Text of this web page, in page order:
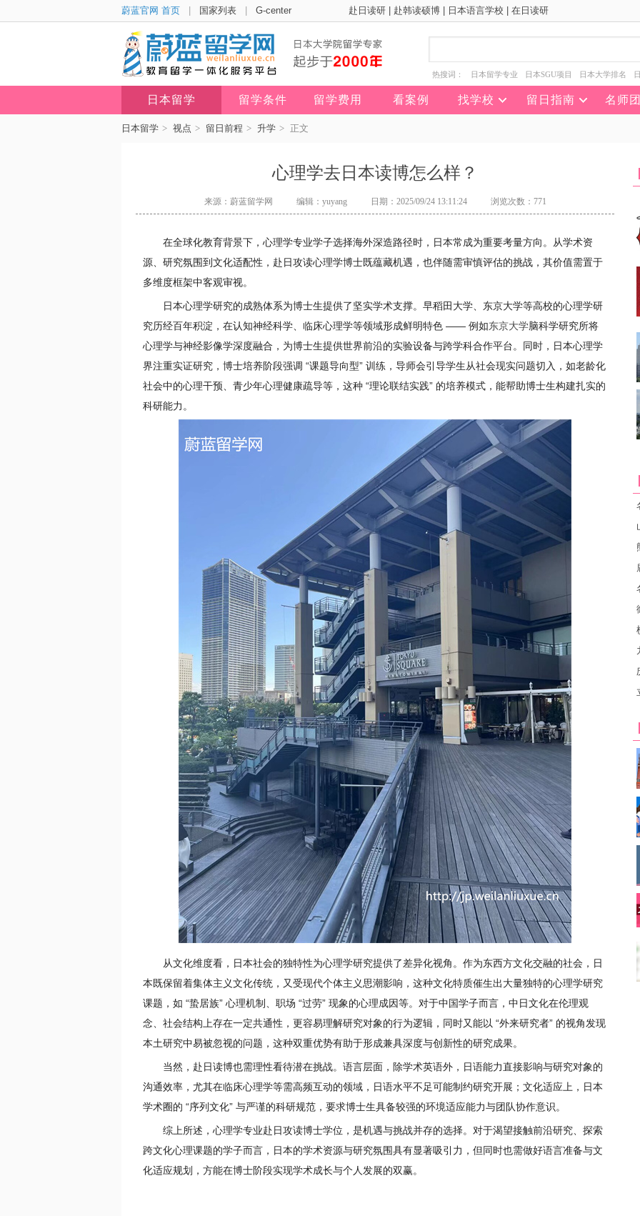
蔚蓝官网 首页 国家列表 G-center 赴日读研 赴韩读硕博 日本语言学校 在日读研
热搜词： 日本留学专业 日本SGU项目 日本大学排名
日本留学 留学条件 留学费用 看案例 找学校 留日指南 名师
日本留学 > 视点 > 留日前程 > 升学 > 正文
心理学去日本读博怎么样？
来源：蔚蓝留学网 编辑：yuyang 日期：2025/09/24 13:11:24 浏览次数：771
在全球化教育背景下，心理学专业学子选择海外深造路径时，日本常成为重要考量方向。从学术资
源、研究氛围到文化适配性，赴日攻读心理学博士既蕴藏机遇，也伴随需审慎评估的挑战，其价值需置于
多维度框架中客观审视。
日本心理学研究的成熟体系为博士生提供了坚实学术支撑。早稻田大学、东京大学等高校的心理学研
究历经百年积淀，在认知神经科学、临床心理学等领域形成鲜明特色 —— 例如东京大学脑科学研究所将
心理学与神经影像学深度融合，为博士生提供世界前沿的实验设备与跨学科合作平台。同时，日本心理学
界注重实证研究，博士培养阶段强调 “课题导向型” 训练，导师会引导学生从社会现实问题切入，如老龄化
社会中的心理干预、青少年心理健康疏导等，这种 “理论联结实践” 的培养模式，能帮助博士生构建扎实的
科研能力。
从文化维度看，日本社会的独特性为心理学研究提供了差异化视角。作为东西方文化交融的社会，日
本既保留着集体主义文化传统，又受现代个体主义思潮影响，这种文化特质催生出大量独特的心理学研究
课题，如 “蛰居族” 心理机制、职场 “过劳” 现象的心理成因等。对于中国学子而言，中日文化在伦理观
念、社会结构上存在一定共通性，更容易理解研究对象的行为逻辑，同时又能以 “外来研究者” 的视角发现
本土研究中易被忽视的问题，这种双重优势有助于形成兼具深度与创新性的研究成果。
当然，赴日读博也需理性看待潜在挑战。语言层面，除学术英语外，日语能力直接影响与研究对象的
沟通效率，尤其在临床心理学等需高频互动的领域，日语水平不足可能制约研究开展；文化适应上，日本
学术圈的 “序列文化” 与严谨的科研规范，要求博士生具备较强的环境适应能力与团队协作意识。
综上所述，心理学专业赴日攻读博士学位，是机遇与挑战并存的选择。对于渴望接触前沿研究、探索
跨文化心理课题的学子而言，日本的学术资源与研究氛围具有显著吸引力，但同时也需做好语言准备与文
化适应规划，方能在博士阶段实现学术成长与个人发展的双赢。